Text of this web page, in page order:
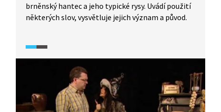
brněnský hantec a jeho typické rysy. Uvádí použití
některých slov, vysvětluje jejich význam a původ.